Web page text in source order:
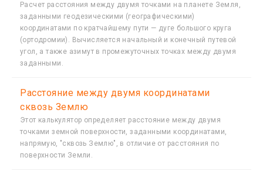
Расчет расстояния между двумя точками на планете Земля,
заданными геодезическими (географическими)
координатами по кратчайшему пути — дуге большого круга
(ортодромии). Вычисляется начальный и конечный путевой
угол, а также азимут в промежуточных точках между двумя
заданными.
Расстояние между двумя координатами
сквозь Землю
Этот калькулятор определяет расстояние между двумя
точками земной поверхности, заданными координатами,
напрямую, "сквозь Землю", в отличие от расстояния по
поверхности Земли.